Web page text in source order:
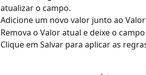
atualizar o campo.
Adicione um novo valor junto ao
Remova o Valor atual e deixe o
Clique em Salvar para aplicar as